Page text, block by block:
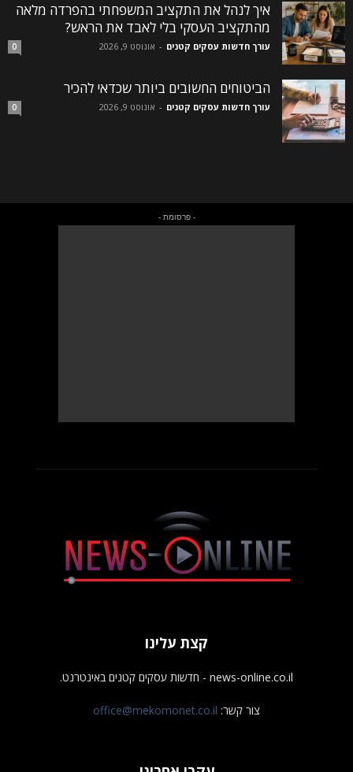
איך לנהל את התקציב המשפחתי בהפרדה מלאה
מהתקציב העסקי בלי לאבד את הראש?
עורך חדשות עסקים קטנים - אוגוסט 9, 2026 0
הביטוחים החשובים ביותר שכדאי להכיר
עורך חדשות עסקים קטנים - אוגוסט 9, 2026 0
- פרסומת -
קצת עלינו
news-online.co.il - חדשות עסקים קטנים באינטרנט.
צור קשר: office@mekomonet.co.il